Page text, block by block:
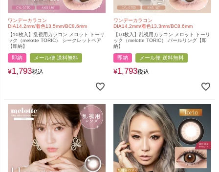
ワンデーカラコン
DIA14.2mm/着色13.5mm/BC8.6mm
【10枚入】乱視用カラコン メロット トーリ
ック（melotte TORIC） シークレットベア
【即納】
即納 メール便 送料無料
¥1,793税込
ワンデーカラコン
DIA14.2mm/着色13.3mm/BC8.6mm
【10枚入】乱視用カラコン メロット トーリ
ック（melotte TORIC） パールリング【即
納】
即納 メール便 送料無料
¥1,793税込